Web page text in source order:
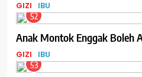
GIZI IBU
52
Anak Montok Enggak Boleh
GIZI IBU
53